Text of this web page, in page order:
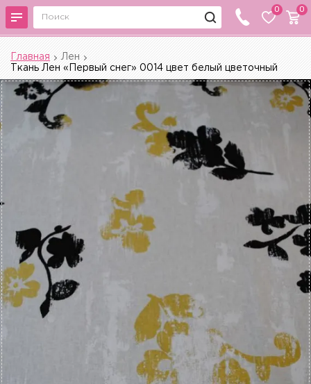
0 0
Главная
Лен
Ткань Лен «Первый снег» 0014 цвет белый цветочный